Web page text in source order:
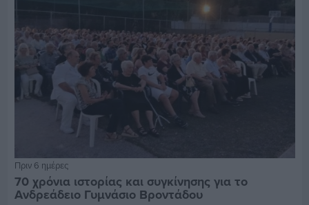
Πριν 6 ημέρες
70 χρόνια ιστορίας και συγκίνησης για το
Ανδρεάδειο Γυμνάσιο Βροντάδου